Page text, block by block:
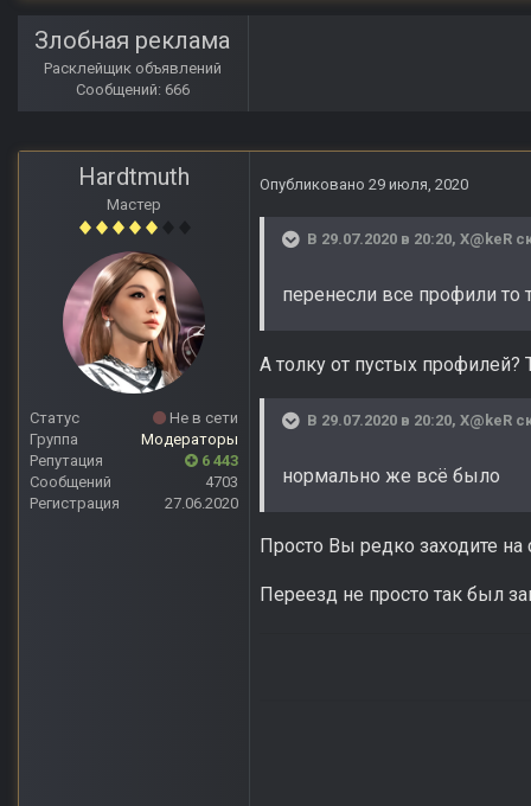
Злобная реклама
Расклейщик объявлений
Сообщений: 666
Hardtmuth
Мастер
Статус
Не в сети
Группа
Модераторы
Репутация
6 443
Сообщений
4703
Регистрация
27.06.2020
Опубликовано 29 июля, 2020
В 29.07.2020 в 20:20, X@keR
перенесли все профили то
А толку от пустых профилей?
В 29.07.2020 в 20:20, X@keR
нормально же всё было
Просто Вы редко заходите
Переезд не просто так был